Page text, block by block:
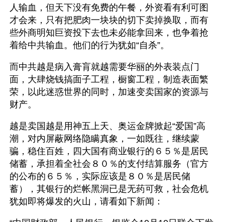
人输血，但天下没有免费的午餐，外资看有利可图
才会来，只有把肥肉一块块的切下卖掉换取，而有
些外商明知巨资投下去也未必能拿回来，也争着抢
着给中共输血。他们的行为犹如“自杀”。
而中共越是病入膏肓就越需要华丽的外表装点门
面，大肆烧钱搞面子工程，橱窗工程，制造表面繁
荣，以此迷惑世界的同时，加速变卖国家的资源与
财产。
越是卖国越是用神五上天、奥运金牌掀起“爱国”高
潮，对内屏蔽网络隐瞒真象，一如既往，继续蒙
骗，稳住百姓，四大国有商业银行的６５％是居民
储蓄，承担着全社会８０％的支付结算服务（官方
的公布的６５％，实际应该是８０％是居民储
蓄），其银行的烂帐黑洞已是无药可救，社会危机
犹如即将爆发的火山，请看如下新闻：